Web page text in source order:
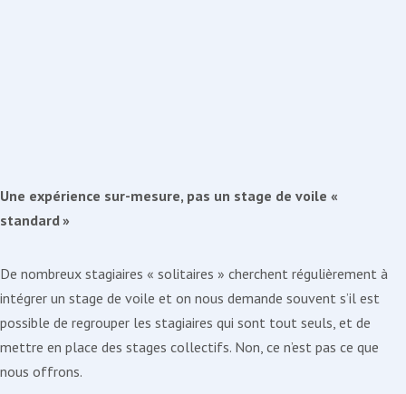
Une expérience sur-mesure, pas un stage de voile «
standard »
De nombreux stagiaires « solitaires » cherchent régulièrement à
intégrer un stage de voile et on nous demande souvent s’il est
possible de regrouper les stagiaires qui sont tout seuls, et de
mettre en place des stages collectifs. Non, ce n’est pas ce que
nous offrons.